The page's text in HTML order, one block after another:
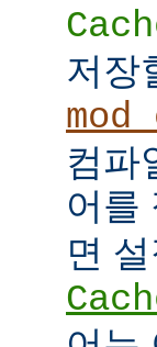
저장
컴파
어를
면